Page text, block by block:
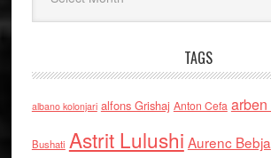
TAGS
albano kolonjari alfons Grishaj Anton Cefa
Bushati Astrit Lulushi Aurenc Bebja